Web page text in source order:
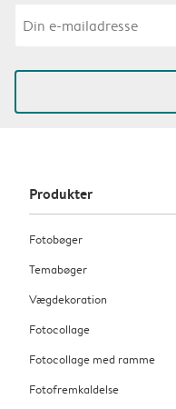
Produkter
Fotobøger
Temabøger
Vægdekoration
Fotocollage
Fotocollage med ramme
Fotofremkaldelse